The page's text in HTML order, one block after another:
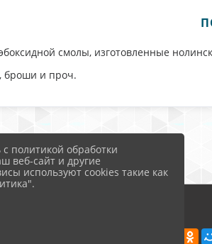
смолы, изготовленные
броши и проч.
политикой обработки
веб-сайт и другие
используют cookies такие как